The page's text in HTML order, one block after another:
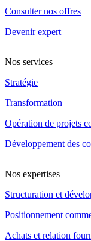
Consulter nos offres
Devenir expert
Nos services
Stratégie
Transformation
Opération de projets
Développement des
Nos expertises
Structuration et
Positionnement
Achats et relation